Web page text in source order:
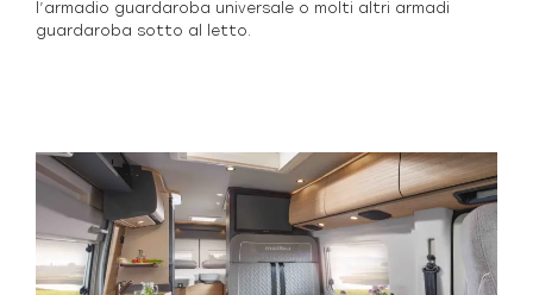
l’armadio guardaroba universale o molti altri armadi
guardaroba sotto al letto.